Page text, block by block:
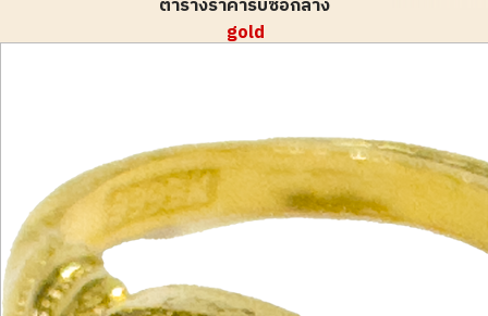
ตารางราคารับซื้อกลาง
gold